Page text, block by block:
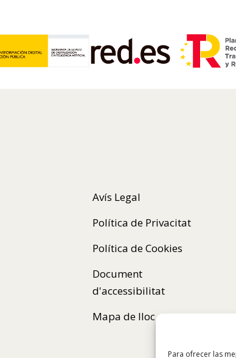
Para ofrecer las
Avís Legal
Política de Privacitat
Política de Cookies
Document
d'accessibilitat
Mapa de lloc